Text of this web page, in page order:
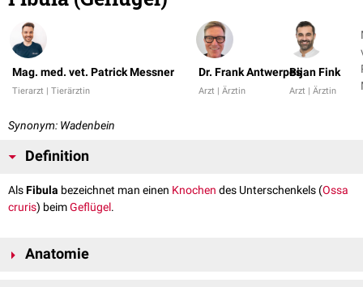
Mag. med. vet. Patrick Messner
Tierarzt | Tierärztin
Dr. Frank Antwerpes
Arzt | Ärztin
Bijan Fink
Arzt | Ärztin
Synonym: Wadenbein
Definition
AlsFibula bezeichnet man einen Knochen des Unterschenkels (Ossa
cruris) beimGeflügel.
Anatomie